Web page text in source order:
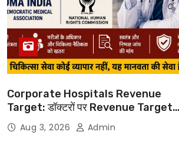
Corporate Hospitals Revenue
Target: डॉक्टरों पर Revenue Targets
थोपने के खिलाफ DMA India का बड़ा कदम,
NHRC से Suo Motu जांच की मांग
Aug 3, 2026 Admin